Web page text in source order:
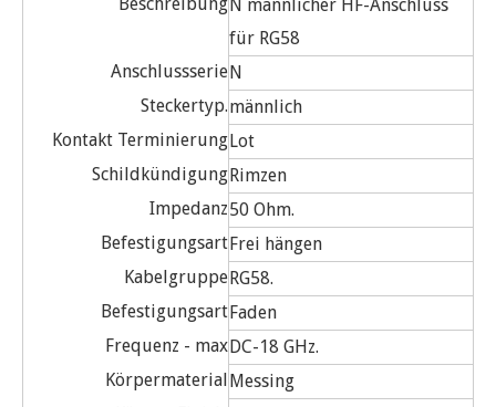
N männlicher HF-Anschluss
für RG58
AnschlussserieN
Steckertyp.männlich
Kontakt TerminierungLot
SchildkündigungRimzen
Impedanz50 Ohm.
BefestigungsartFrei hängen
KabelgruppeRG58.
BefestigungsartFaden
Frequenz - maxDC-18 GHz.
KörpermaterialMessing